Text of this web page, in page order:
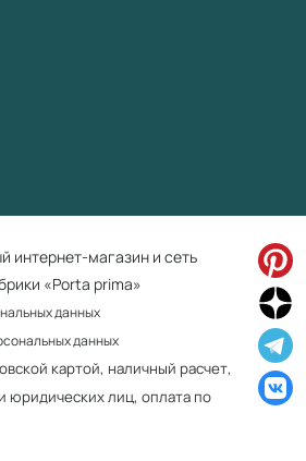
интернет-магазин и сеть
«Porta prima»
данных
данных
картой, наличный расчет,
юридических лиц, оплата по